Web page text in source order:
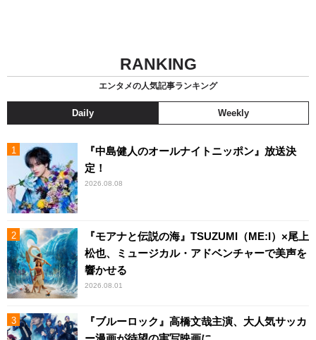
RANKING
エンタメの人気記事ランキング
Daily Weekly
『中島健人のオールナイトニッポン』放送決
定！
2026.08.08
『モアナと伝説の海』TSUZUMI（ME:I）×尾上
松也、ミュージカル・アドベンチャーで美声を
響かせる
2026.08.01
『ブルーロック』高橋文哉主演、大人気サッカ